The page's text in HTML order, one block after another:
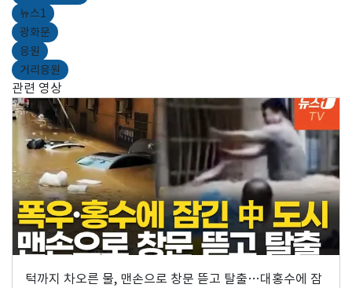
뉴스1
광화문
응원
거리응원
관련 영상
턱까지 차오른 물, 맨손으로 창문 뜯고 탈출…대홍수에 잠